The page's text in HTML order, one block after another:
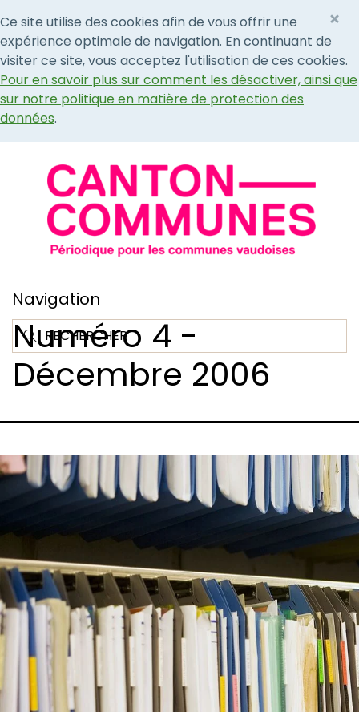
Ce site utilise des cookies afin de vous offrir une
expérience optimale de navigation. En continuant de
visiter ce site, vous acceptez l'utilisation de ces cookies.
Pour en savoir plus sur comment les désactiver, ainsi que
sur notre politique en matière de protection des
données.
×
Navigation
Numéro 4 -
Décembre 2006